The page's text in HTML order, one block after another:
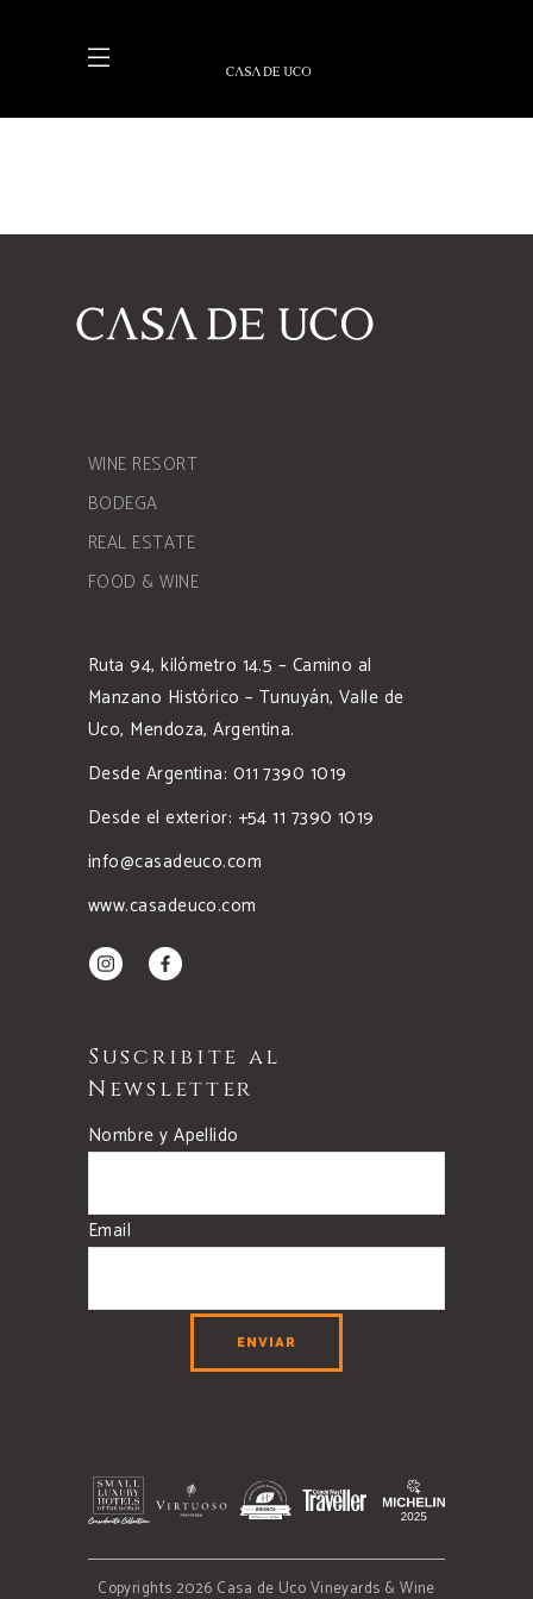
WINE RESORT
BODEGA
REAL ESTATE
FOOD & WINE
Ruta 94, kilómetro 14.5 – Camino al
Manzano Histórico – Tunuyán, Valle de
Uco, Mendoza, Argentina.
Desde Argentina: 011 7390 1019
Desde el exterior: +54 11 7390 1019
info@casadeuco.com
www.casadeuco.com
Suscribite al
Newsletter
Nombre y Apellido
Email
Copyrights 2026 Casa de Uco Vineyards & Wine